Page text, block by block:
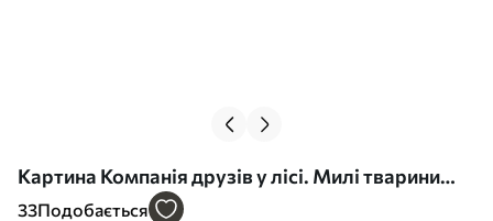
Картина Компанія друзів у лісі. Милі тварини
Арт. s32802
33Подобається